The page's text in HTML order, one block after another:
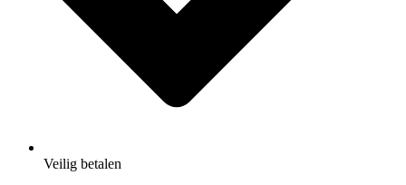
Veilig betalen